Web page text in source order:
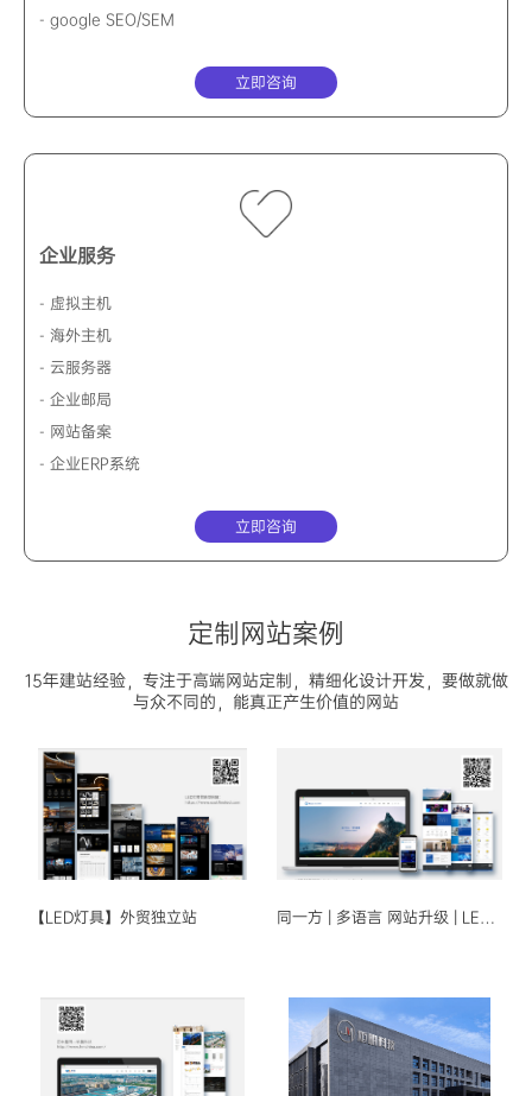
- google SEO/SEM
立即咨询
企业服务
- 虚拟主机
- 海外主机
- 云服务器
- 企业邮局
- 网站备案
- 企业ERP系统
立即咨询
定制网站案例
15年建站经验，专注于高端网站定制，精细化设计开发，要做就做
与众不同的，能真正产生价值的网站
【LED灯具】外贸独立站 同一方 | 多语言 网站升级 | LED封装